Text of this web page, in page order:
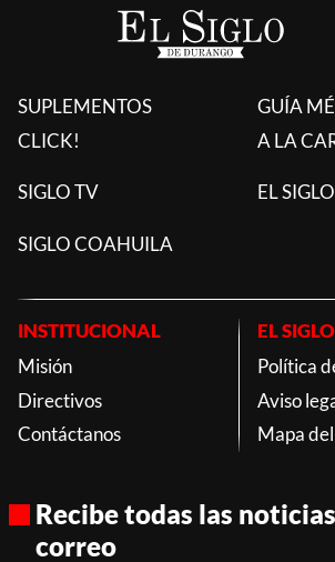
SUPLEMENTOS
CLICK!
GUÍA
A LA
SIGLO TV EL
SIGLO COAHUILA
INSTITUCIONAL
Misión
Directivos
Contáctanos
EL SIGLO
Política
Aviso
Mapa
Recibe todas las
correo